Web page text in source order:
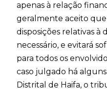
apenas à relação
geralmente aceito
disposições relativas à
necessário, e evitará
para todos os
caso julgado há
Distrital de Haifa, o